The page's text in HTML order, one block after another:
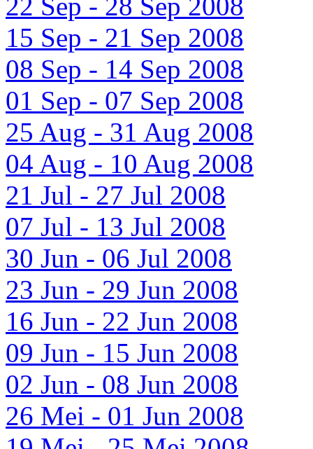
15 Sep - 21 Sep 2008
08 Sep - 14 Sep 2008
01 Sep - 07 Sep 2008
25 Aug - 31 Aug 2008
04 Aug - 10 Aug 2008
21 Jul - 27 Jul 2008
07 Jul - 13 Jul 2008
30 Jun - 06 Jul 2008
23 Jun - 29 Jun 2008
16 Jun - 22 Jun 2008
09 Jun - 15 Jun 2008
02 Jun - 08 Jun 2008
26 Mei - 01 Jun 2008